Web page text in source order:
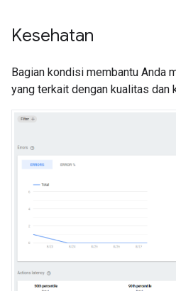
Kesehatan
Bagian kondisi membantu Anda
yang terkait dengan kualitas dan